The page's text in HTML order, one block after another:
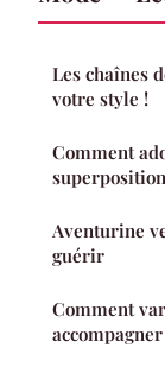
Les chaînes
votre style !
Comment
Aventurine
guérir
Comment